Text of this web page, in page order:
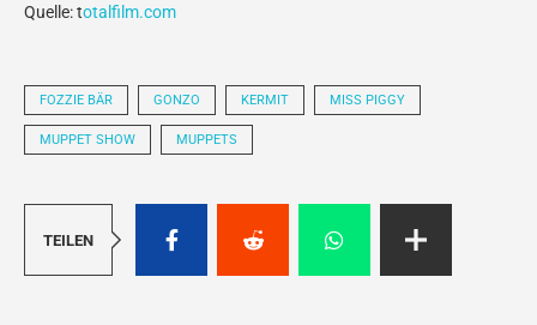
Quelle: totalfilm.com
FOZZIE BÄR GONZO KERMIT MISS PIGGY
MUPPET SHOW MUPPETS
TEILEN